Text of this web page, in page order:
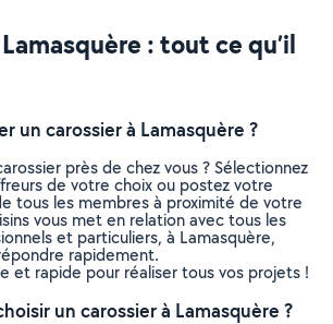
: tout ce qu’il
un carossier à Lamasquère ?
près de chez vous ? Sélectionnez
de votre choix ou postez votre
tous les membres à proximité de votre
vous met en relation avec tous les
et particuliers, à Lamasquère,
rapidement.
et rapide pour réaliser tous vos projets !
un carossier à Lamasquère ?